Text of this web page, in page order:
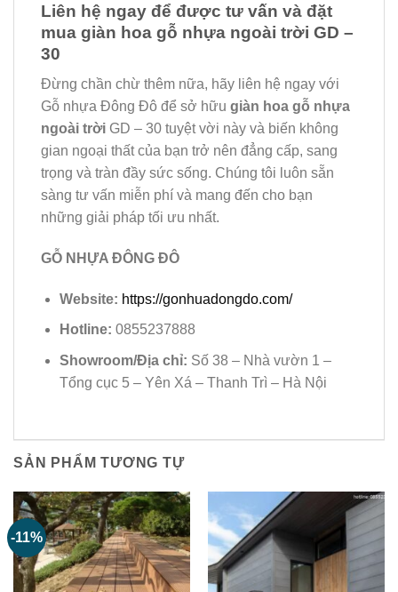
Liên hệ ngay để được tư vấn và đặt
mua giàn hoa gỗ nhựa ngoài trời GD –
30
Đừng chần chừ thêm nữa, hãy liên hệ ngay với
Gỗ nhựa Đông Đô để sở hữu giàn hoa gỗ nhựa
ngoài trời GD – 30 tuyệt vời này và biến không
gian ngoại thất của bạn trở nên đẳng cấp, sang
trọng và tràn đầy sức sống. Chúng tôi luôn sẵn
sàng tư vấn miễn phí và mang đến cho bạn
những giải pháp tối ưu nhất.
GỖ NHỰA ĐÔNG ĐÔ
Website: https://gonhuadongdo.com/
Hotline: 0855237888
Showroom/Địa chỉ: Số 38 – Nhà vườn 1 –
Tổng cục 5 – Yên Xá – Thanh Trì – Hà Nội
SẢN PHẨM TƯƠNG TỰ
-11%